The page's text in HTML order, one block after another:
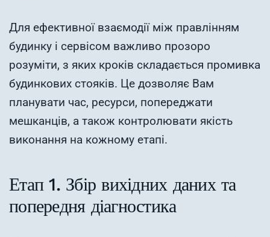
Для ефективної взаємодії між правлінням
будинку і сервісом важливо прозоро
розуміти, з яких кроків складається промивка
будинкових стояків. Це дозволяє Вам
планувати час, ресурси, попереджати
мешканців, а також контролювати якість
виконання на кожному етапі.
Етап 1. Збір вихідних даних та
попередня діагностика